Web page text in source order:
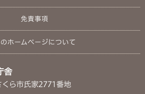
免責事項
のホームページについて
舎
ら市氏家2771番地